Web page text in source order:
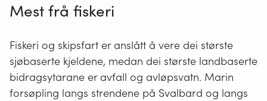
Mest frå fiskeri
Fiskeri og skipsfart er anslått å vere dei største
sjøbaserte kjeldene, medan dei største landbaserte
bidragsytarane er avfall og avløpsvatn. Marin
forsøpling langs strendene på Svalbard og langs